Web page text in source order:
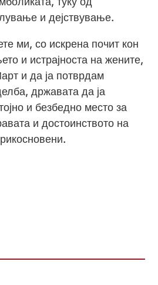
и дејствување.
ми, со искрена почит кон
и истрајноста на жените,
и да ја потврдам
државата да ја
и безбедно место за
и достоинството на